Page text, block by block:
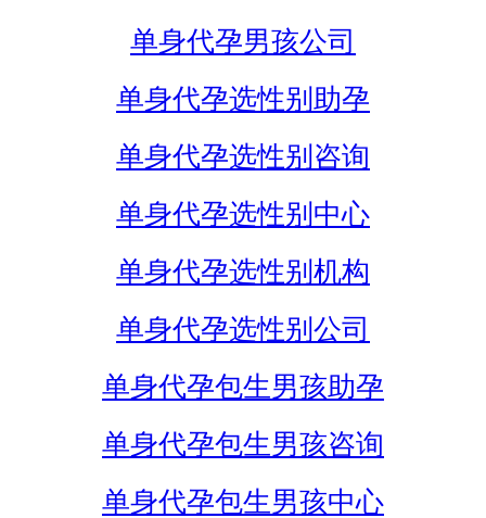
单身代孕男孩公司
单身代孕选性别助孕
单身代孕选性别咨询
单身代孕选性别中心
单身代孕选性别机构
单身代孕选性别公司
单身代孕包生男孩助孕
单身代孕包生男孩咨询
单身代孕包生男孩中心